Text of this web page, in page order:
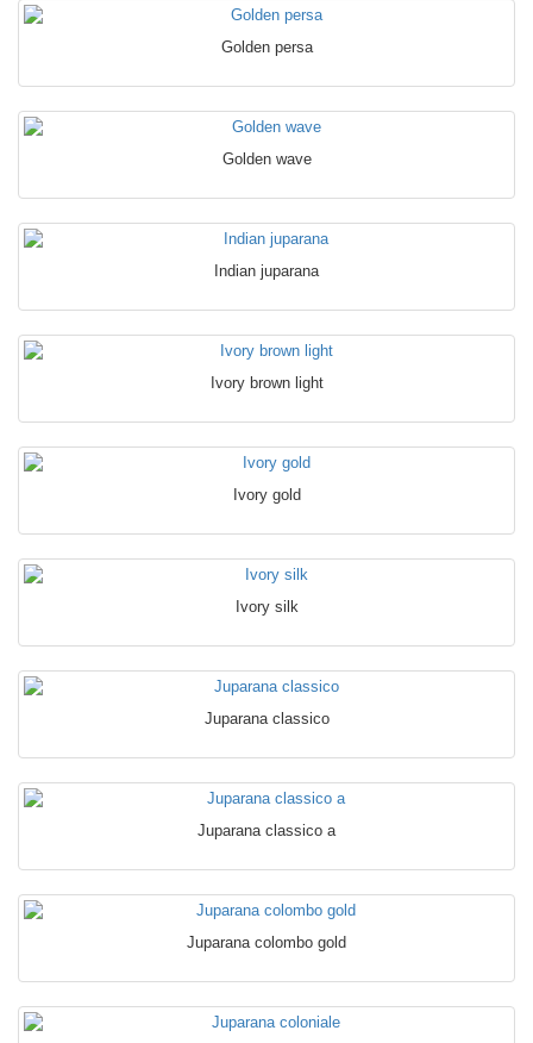
Golden persa
Golden wave
Indian juparana
Ivory brown light
Ivory gold
Ivory silk
Juparana classico
Juparana classico a
Juparana colombo gold